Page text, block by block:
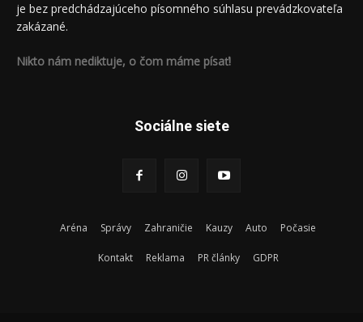
je bez predchádzajúceho písomného súhlasu prevádzkovateľa
zakázané.
Nikto nám nediktuje, o čom máme písať!
Sociálne siete
Aréna Správy Zahraničie Kauzy Auto Počasie
Kontakt Reklama PR články GDPR